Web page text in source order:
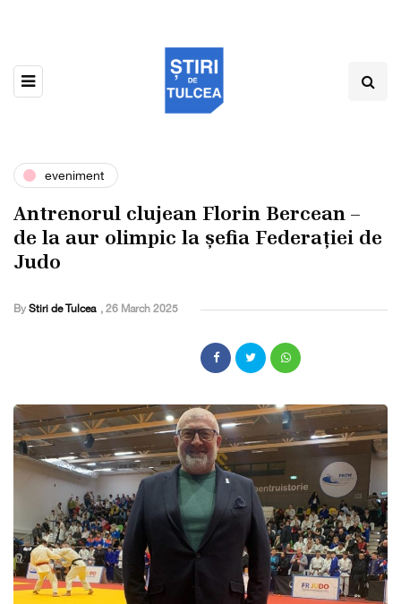
eveniment
Antrenorul clujean Florin Bercean –
de la aur olimpic la șefia Federației de
Judo
By Stiri de Tulcea , 26 March 2025